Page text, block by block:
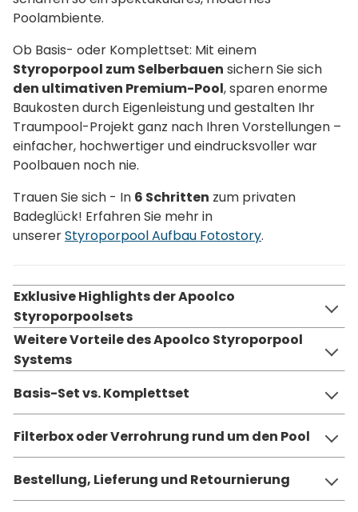
Poolambiente.
Ob Basis- oder Komplettset: Mit einem
Styroporpool zum Selberbauen sichern Sie sich
den ultimativen Premium-Pool, sparen enorme
Baukosten durch Eigenleistung und gestalten Ihr
Traumpool-Projekt ganz nach Ihren Vorstellungen –
einfacher, hochwertiger und eindrucksvoller war
Poolbauen noch nie.
Trauen Sie sich - In 6 Schritten zum privaten
Badeglück! Erfahren Sie mehr in
unsererStyroporpool Aufbau Fotostory.
Exklusive Highlights der Apoolco
Styroporpoolsets
Weitere Vorteile des Apoolco Styroporpool
Systems
Basis-Set vs. Komplettset
Filterbox oder Verrohrung rund um den Pool
Bestellung, Lieferung und Retournierung